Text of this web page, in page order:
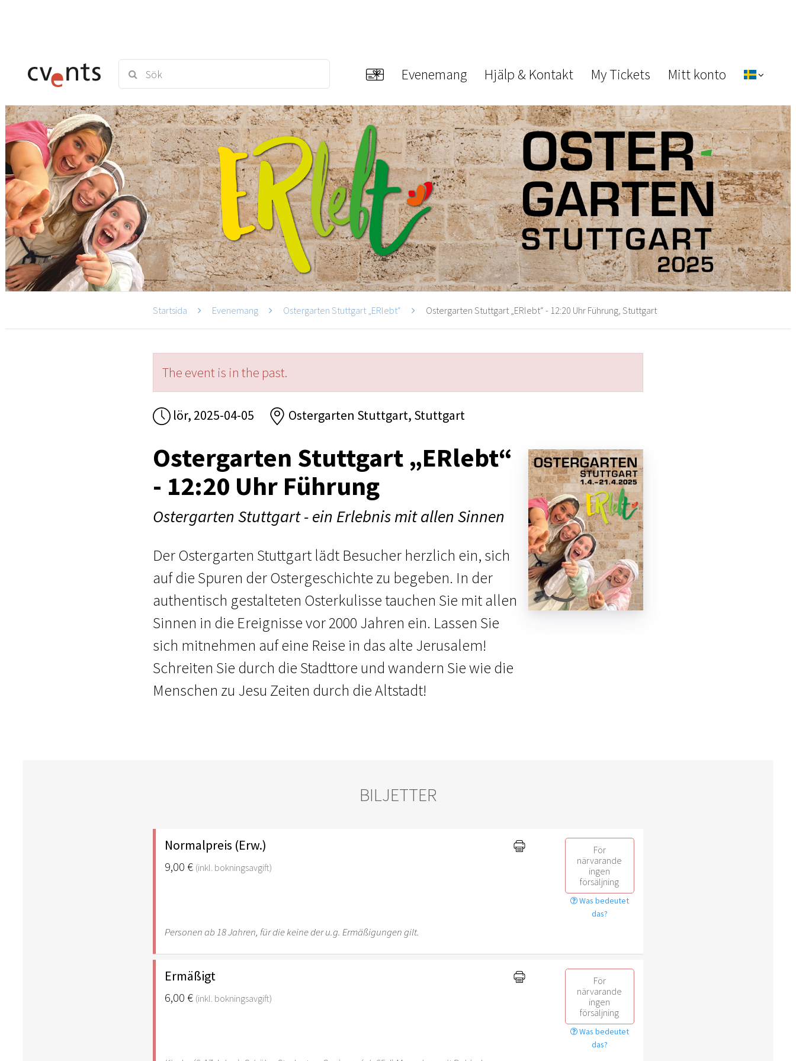
Evenemang Hjälp & Kontakt My Tickets Mitt konto
Startsida Evenemang Ostergarten Stuttgart „ERlebt“ Ostergarten Stuttgart „ERlebt“ - 12:20 Uhr Führung, Stuttgart
The event is in the past.
lör, 2025-04-05 Ostergarten Stuttgart, Stuttgart
Ostergarten Stuttgart „ERlebt“
- 12:20 Uhr Führung
Ostergarten Stuttgart - ein Erlebnis mit allen Sinnen
Der Ostergarten Stuttgart lädt Besucher herzlich ein, sich
auf die Spuren der Ostergeschichte zu begeben. In der
authentisch gestalteten Osterkulisse tauchen Sie mit allen
Sinnen in die Ereignisse vor 2000 Jahren ein. Lassen Sie
sich mitnehmen auf eine Reise in das alte Jerusalem!
Schreiten Sie durch die Stadttore und wandern Sie wie die
Menschen zu Jesu Zeiten durch die Altstadt!
BILJETTER
Normalpreis (Erw.)
9,00 € (inkl. bokningsavgift)
För
närvarande
ingen
försäljning
Was bedeutet
das?
Personen ab 18 Jahren, für die keine der u.g. Ermäßigungen gilt.
Ermäßigt
6,00 € (inkl. bokningsavgift)
För
närvarande
ingen
försäljning
Was bedeutet
das?